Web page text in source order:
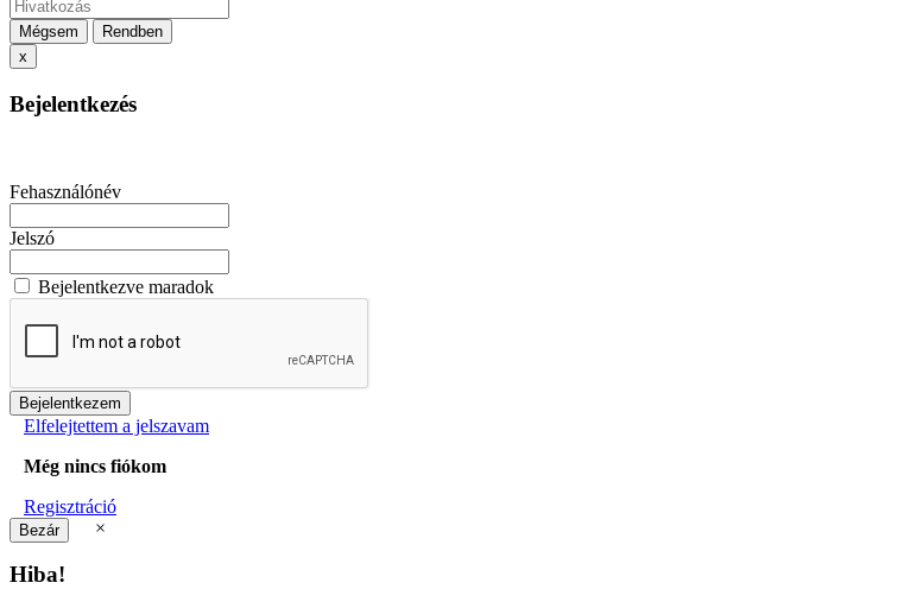
Mégsem
Rendben
x
Bejelentkezés
Fehasználónév
Jelszó
Bejelentkezve maradok
Elfelejtettem a jelszavam
Még nincs fiókom
Regisztráció
×
Hiba!